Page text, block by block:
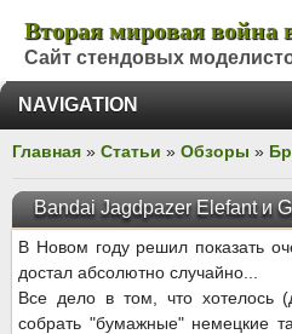
Вторая мировая война
Сайт стендовых
NAVIGATION
Главная » Статьи » Обзоры »
Bandai Jagdpazer Elefant и
В Новом году решил показать
достал абсолютно случайно...
Все дело в том, что хотелось
собрать "бумажные" немецкие